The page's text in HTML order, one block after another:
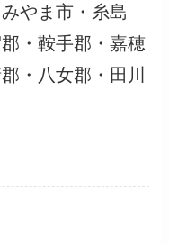
やま市・糸島
・鞍手郡・嘉穂
・八女郡・田川